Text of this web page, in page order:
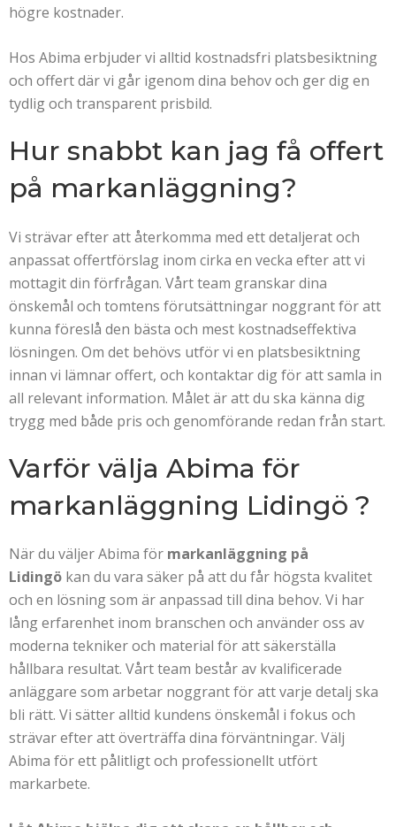
högre kostnader.
Hos Abima erbjuder vi alltid kostnadsfri platsbesiktning
och offert där vi går igenom dina behov och ger dig en
tydlig och transparent prisbild.
Hur snabbt kan jag få offert
på markanläggning?
Vi strävar efter att återkomma med ett detaljerat och
anpassat offertförslag inom cirka en vecka efter att vi
mottagit din förfrågan. Vårt team granskar dina
önskemål och tomtens förutsättningar noggrant för att
kunna föreslå den bästa och mest kostnadseffektiva
lösningen. Om det behövs utför vi en platsbesiktning
innan vi lämnar offert, och kontaktar dig för att samla in
all relevant information. Målet är att du ska känna dig
trygg med både pris och genomförande redan från start.
Varför välja Abima för
markanläggning Lidingö ?
När du väljer Abima för markanläggning på
Lidingö kan du vara säker på att du får högsta kvalitet
och en lösning som är anpassad till dina behov. Vi har
lång erfarenhet inom branschen och använder oss av
moderna tekniker och material för att säkerställa
hållbara resultat. Vårt team består av kvalificerade
anläggare som arbetar noggrant för att varje detalj ska
bli rätt. Vi sätter alltid kundens önskemål i fokus och
strävar efter att överträffa dina förväntningar. Välj
Abima för ett pålitligt och professionellt utfört
markarbete.